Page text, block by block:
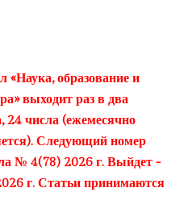
«Наука, образование и
выходит раз в два
24 числа (ежемесячно
Следующий номер
№ 4(78) 2026 г. Выйдет -
г. Статьи принимаются